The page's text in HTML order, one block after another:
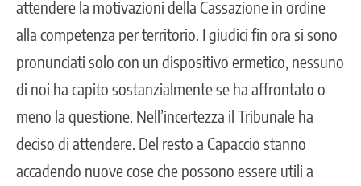
attendere la motivazioni della Cassazione in ordine
alla competenza per territorio. I giudici fin ora si sono
pronunciati solo con un dispositivo ermetico, nessuno
di noi ha capito sostanzialmente se ha affrontato o
meno la questione. Nell’incertezza il Tribunale ha
deciso di attendere. Del resto a Capaccio stanno
accadendo nuove cose che possono essere utili a